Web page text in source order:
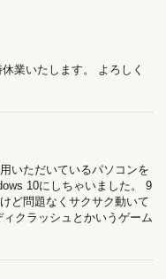
業いたします。 よろしく
いただいているパソコンを
10にしちゃいました。 9
ど問題なくサクサク動いて
クラッシュとかいうゲーム